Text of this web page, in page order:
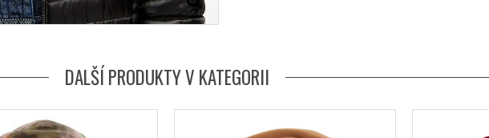
DALŠÍ PRODUKTY V KATEGORII